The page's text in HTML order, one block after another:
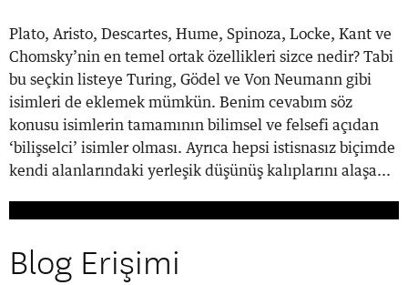
Plato, Aristo, Descartes, Hume, Spinoza, Locke, Kant ve
Chomsky’nin en temel ortak özellikleri sizce nedir? Tabi
bu seçkin listeye Turing, Gödel ve Von Neumann gibi
isimleri de eklemek mümkün. Benim cevabım söz
konusu isimlerin tamamının bilimsel ve felsefi açıdan
‘bilişselci’ isimler olması. Ayrıca hepsi istisnasız biçimde
kendi alanlarındaki yerleşik düşünüş kalıplarını alaşa...
Blog Erişimi